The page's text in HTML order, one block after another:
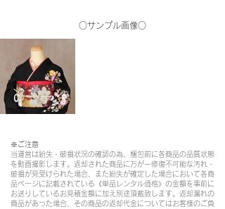
○サンプル画像○
※ご注意​
当運営は紛失・破損状況の確認の為、梱包前に各商品の品質状態
を動画撮影します。返却された商品に万が一修復不可能な汚れ・
破損が見受けられた場合、また紛失が確定した場合において各商
品ページに記載されている《単品レンタル価格》の金額を事前に
お送りしているお見積金額に加え別途頂戴致します。返却漏れの
商品があった場合、その商品の返却代金についてはお客様のご負